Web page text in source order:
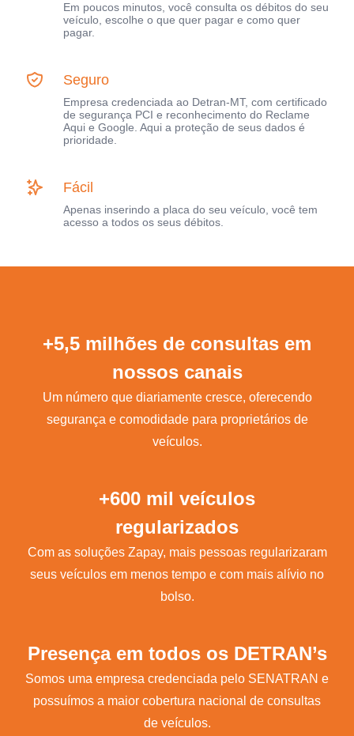
Em poucos minutos, você consulta os débitos do seu
veículo, escolhe o que quer pagar e como quer
pagar.
Seguro
Empresa credenciada ao Detran-MT, com certificado
de segurança PCI e reconhecimento do Reclame
Aqui e Google. Aqui a proteção de seus dados é
prioridade.
Fácil
Apenas inserindo a placa do seu veículo, você tem
acesso a todos os seus débitos.
+5,5 milhões de consultas em
nossos canais
Um número que diariamente cresce, oferecendo
segurança e comodidade para proprietários de
veículos.
+600 mil veículos
regularizados
Com as soluções Zapay, mais pessoas regularizaram
seus veículos em menos tempo e com mais alívio no
bolso.
Presença em todos os DETRAN’s
Somos uma empresa credenciada pelo SENATRAN e
possuímos a maior cobertura nacional de consultas
de veículos.